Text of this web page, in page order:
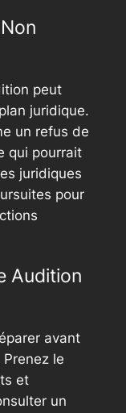
peut
juridique.
un refus de
qui pourrait
juridiques
pour
Audition
avant
le
et
un